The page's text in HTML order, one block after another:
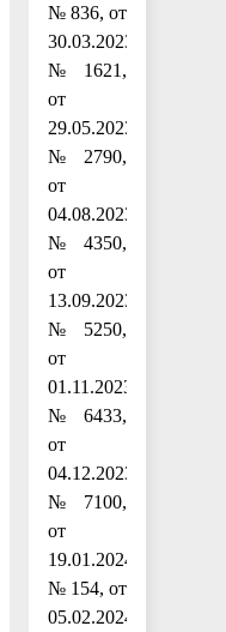
№ 836, от
30.03.2023
№ 1621,
от
29.05.2023
№ 2790,
от
04.08.2023
№ 4350,
от
13.09.2023
№ 5250,
от
01.11.2023
№ 6433,
от
04.12.2023
№ 7100,
от
19.01.2024
№ 154, от
05.02.2024